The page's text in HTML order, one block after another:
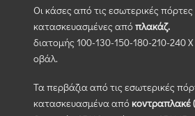
Οι κάσες από τις εσωτερικές πόρτες
κατασκευασμένες απόπλακάζ.
διατομής 100-130-150-180-210-240 Χ
οβάλ.
Τα περβάζια από τις εσωτερικές
κατασκευασμένα από κοντραπλακέ